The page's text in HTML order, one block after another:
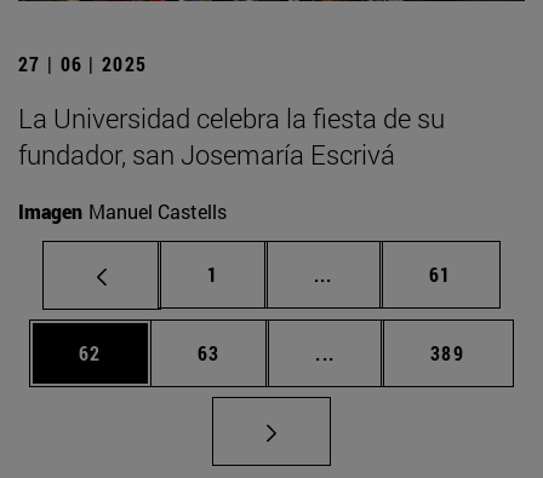
27 | 06 | 2025
La Universidad celebra la fiesta de su
fundador, san Josemaría Escrivá
Imagen Manuel Castells
Página
1 ... Páginas intermedias
Página
61
Página
62 Página
63 ... Páginas intermedias
Página
389